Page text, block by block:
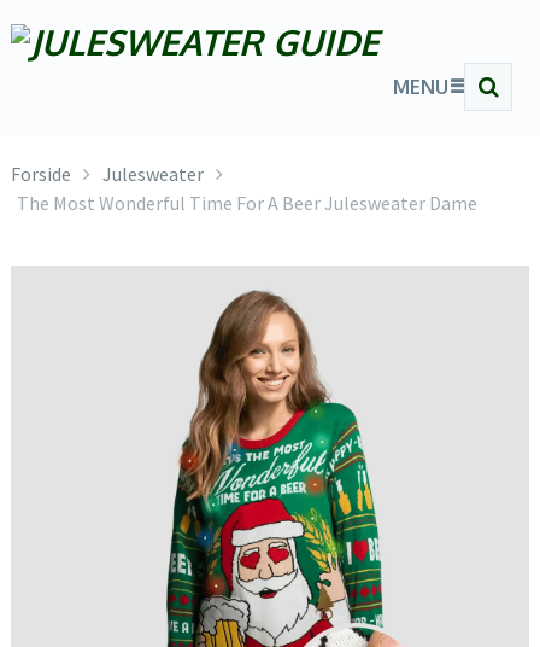
MENU
Forside
Julesweater
The Most Wonderful Time For A Beer Julesweater Dame